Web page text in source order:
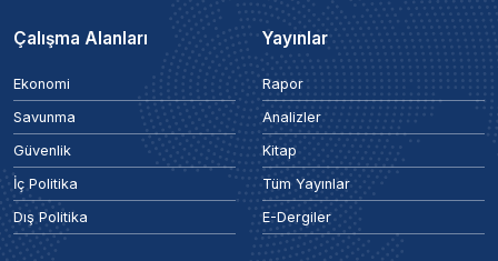
Çalışma Alanları
Ekonomi
Savunma
Güvenlik
İç Politika
Dış Politika
Yayınlar
Rapor
Analizler
Kitap
Tüm Yayınlar
E-Dergiler